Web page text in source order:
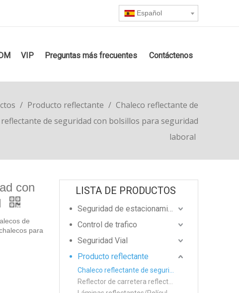
Español
VIP Preguntas más frecuentes Contáctenos
/ Producto reflectante / Chaleco reflectante de
reflectante de seguridad con bolsillos para seguridad
laboral
con
de
para
LISTA DE PRODUCTOS
Seguridad de estacionamiento
Control de trafico
Seguridad Vial
Producto reflectante